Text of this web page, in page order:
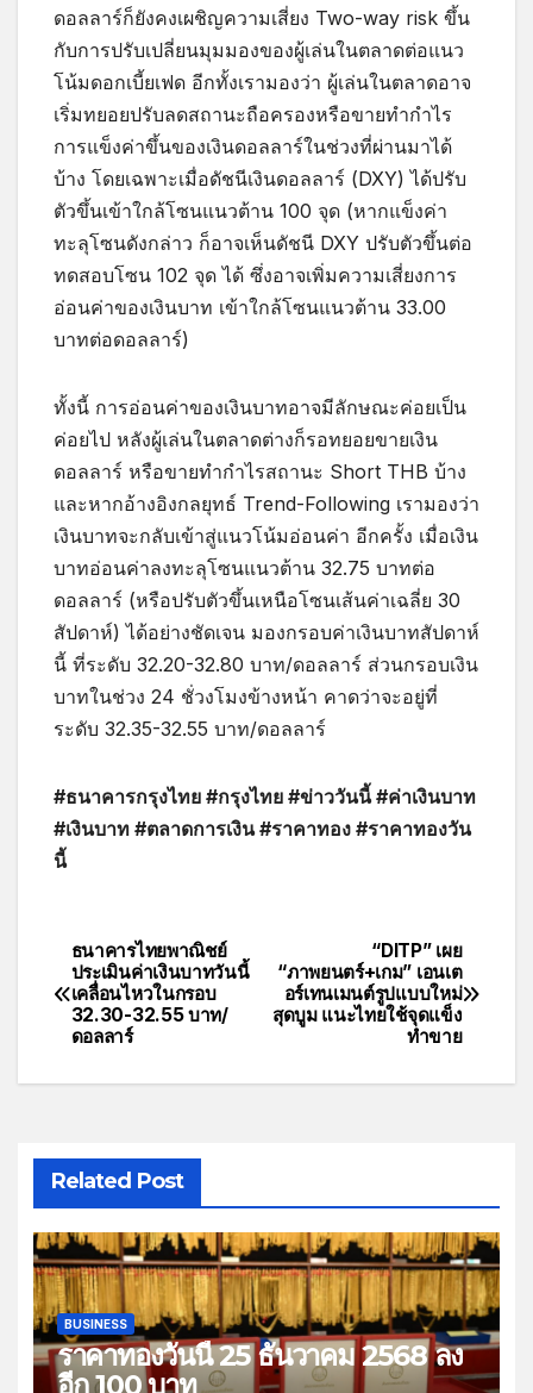
ดอลลาร์ก็ยังคงเผชิญความเสี่ยง Two-way risk ขึ้น
กับการปรับเปลี่ยนมุมมองของผู้เล่นในตลาดต่อแนว
โน้มดอกเบี้ยเฟด อีกทั้งเรามองว่า ผู้เล่นในตลาดอาจ
เริ่มทยอยปรับลดสถานะถือครองหรือขายทำกำไร
การแข็งค่าขึ้นของเงินดอลลาร์ในช่วงที่ผ่านมาได้
บ้าง โดยเฉพาะเมื่อดัชนีเงินดอลลาร์ (DXY) ได้ปรับ
ตัวขึ้นเข้าใกล้โซนแนวต้าน 100 จุด (หากแข็งค่า
ทะลุโซนดังกล่าว ก็อาจเห็นดัชนี DXY ปรับตัวขึ้นต่อ
ทดสอบโซน 102 จุด ได้ ซึ่งอาจเพิ่มความเสี่ยงการ
อ่อนค่าของเงินบาท เข้าใกล้โซนแนวต้าน 33.00
บาทต่อดอลลาร์)
ทั้งนี้ การอ่อนค่าของเงินบาทอาจมีลักษณะค่อยเป็น
ค่อยไป หลังผู้เล่นในตลาดต่างก็รอทยอยขายเงิน
ดอลลาร์ หรือขายทำกำไรสถานะ Short THB บ้าง
และหากอ้างอิงกลยุทธ์ Trend-Following เรามองว่า
เงินบาทจะกลับเข้าสู่แนวโน้มอ่อนค่า อีกครั้ง เมื่อเงิน
บาทอ่อนค่าลงทะลุโซนแนวต้าน 32.75 บาทต่อ
ดอลลาร์ (หรือปรับตัวขึ้นเหนือโซนเส้นค่าเฉลี่ย 30
สัปดาห์) ได้อย่างชัดเจน มองกรอบค่าเงินบาทสัปดาห์
นี้ ที่ระดับ 32.20-32.80 บาท/ดอลลาร์ ส่วนกรอบเงิน
บาทในช่วง 24 ชั่วงโมงข้างหน้า คาดว่าจะอยู่ที่
ระดับ 32.35-32.55 บาท/ดอลลาร์
#ธนาคารกรุงไทย #กรุงไทย #ข่าววันนี้ #ค่าเงินบาท
#เงินบาท #ตลาดการเงิน #ราคาทอง #ราคาทองวัน
นี้
“DITP” เผย
“ภาพยนตร์+เกม” เอนเต
อร์เทนเมนต์รูปแบบใหม่
สุดบูม แนะไทยใช้จุดแข็ง
ทำขาย
ธนาคารไทยพาณิชย์
ประเมินค่าเงินบาทวันนี้
เคลื่อนไหวในกรอบ
32.30-32.55 บาท/
ดอลลาร์
Related Post
BUSINESS
ราคาทองวันนี้ 25 ธันวาคม 2568 ลง
อีก 100 บาท